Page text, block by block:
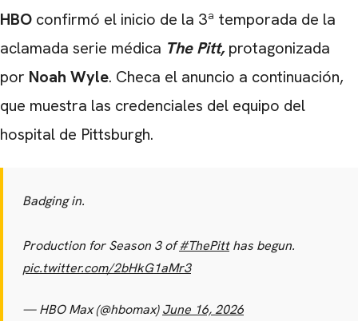
HBO confirmó el inicio de la 3ª temporada de la
aclamada serie médica The Pitt, protagonizada
por Noah Wyle. Checa el anuncio a continuación,
que muestra las credenciales del equipo del
hospital de Pittsburgh.
Badging in.
Production for Season 3 of#ThePitthas begun.
pic.twitter.com/2bHkG1aMr3
— HBO Max (@hbomax)June 16, 2026